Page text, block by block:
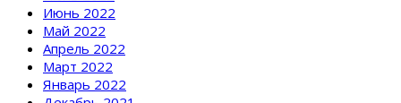
Июнь 2022
Май 2022
Апрель 2022
Март 2022
Январь 2022